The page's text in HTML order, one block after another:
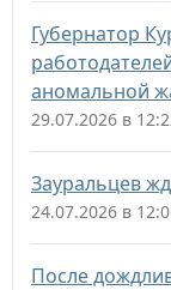
Губернатор
аномальной
29.07.2026 в
Зауральцев
24.07.2026 в
После